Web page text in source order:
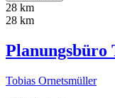
28 km
28 km
Planungsbüro
Tobias Ornetsmüller